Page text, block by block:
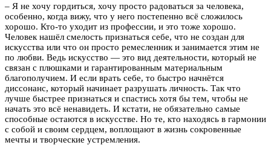
– Я не хочу гордиться, хочу просто радоваться за человека,
особенно, когда вижу, что у него постепенно всё сложилось
хорошо. Кто-то уходит из профессии, и это тоже хорошо.
Человек нашёл смелость признаться себе, что не создан для
искусства или что он просто ремесленник и занимается этим не
по любви. Ведь искусство — это вид деятельности, который не
связан с плюшками и гарантированным материальным
благополучием. И если врать себе, то быстро начнётся
диссонанс, который начинает разрушать личность. Так что
лучше быстрее признаться и спастись хотя бы тем, чтобы не
начать это всё ненавидеть. И кстати, не обязательно самые
способные остаются в искусстве. Но те, кто находясь в гармонии
с собой и своим сердцем, воплощают в жизнь сокровенные
мечты и творческие устремления.